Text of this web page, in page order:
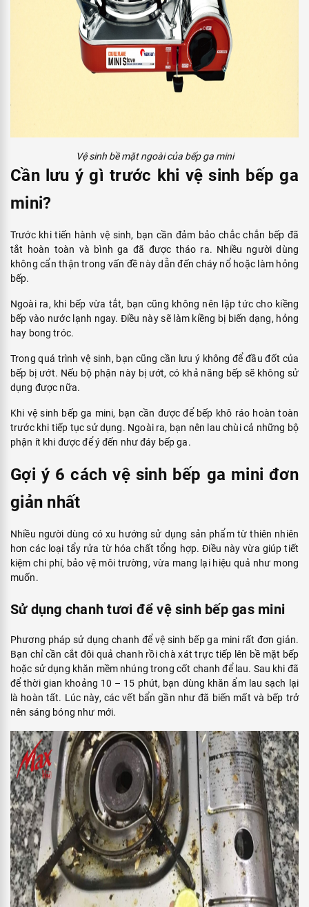
Vệ sinh bề mặt ngoài của bếp ga mini
Cần lưu ý gì trước khi vệ sinh bếp ga
mini?
Trước khi tiến hành vệ sinh, bạn cần đảm bảo chắc chắn bếp đã
tắt hoàn toàn và bình ga đã được tháo ra. Nhiều người dùng
không cẩn thận trong vấn đề này dẫn đến cháy nổ hoặc làm hỏng
bếp.
Ngoài ra, khi bếp vừa tắt, bạn cũng không nên lập tức cho kiềng
bếp vào nước lạnh ngay. Điều này sẽ làm kiềng bị biến dạng, hỏng
hay bong tróc.
Trong quá trình vệ sinh, bạn cũng cần lưu ý không để đầu đốt của
bếp bị ướt. Nếu bộ phận này bị ướt, có khả năng bếp sẽ không sử
dụng được nữa.
Khi vệ sinh bếp ga mini, bạn cần được để bếp khô ráo hoàn toàn
trước khi tiếp tục sử dụng. Ngoài ra, bạn nên lau chùi cả những bộ
phận ít khi được để ý đến như đáy bếp ga.
Gợi ý 6 cách vệ sinh bếp ga mini đơn
giản nhất
Nhiều người dùng có xu hướng sử dụng sản phẩm từ thiên nhiên
hơn các loại tẩy rửa từ hóa chất tổng hợp. Điều này vừa giúp tiết
kiệm chi phí, bảo vệ môi trường, vừa mang lại hiệu quả như mong
muốn.
Sử dụng chanh tươi để vệ sinh bếp gas mini
Phương pháp sử dụng chanh để vệ sinh bếp ga mini rất đơn giản.
Bạn chỉ cần cắt đôi quả chanh rồi chà xát trực tiếp lên bề mặt bếp
hoặc sử dụng khăn mềm nhúng trong cốt chanh để lau. Sau khi đã
để thời gian khoảng 10 – 15 phút, bạn dùng khăn ẩm lau sạch lại
là hoàn tất. Lúc này, các vết bẩn gần như đã biến mất và bếp trở
nên sáng bóng như mới.